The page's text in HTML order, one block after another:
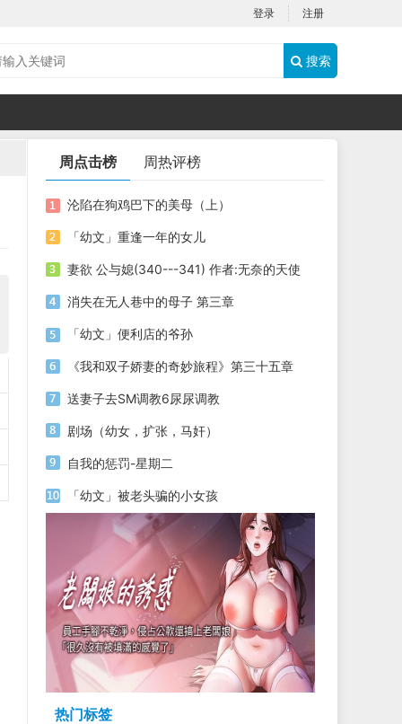
登录 注册
搜索
周点击榜 周热评榜
沦陷在狗鸡巴下的美母（上）
「幼文」重逢一年的女儿
妻欲 公与媳(340---341) 作者:无奈的天使
消失在无人巷中的母子 第三章
「幼文」便利店的爷孙
《我和双子娇妻的奇妙旅程》第三十五章
送妻子去SM调教6尿尿调教
剧场（幼女，扩张，马奸）
自我的惩罚-星期二
「幼文」被老头骗的小女孩
热门标签